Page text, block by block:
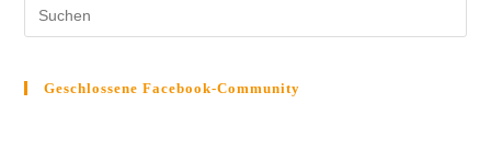
Geschlossene Facebook-Community